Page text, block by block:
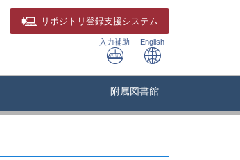
リポジトリ 登録支援システム
入力補助 English
附属図書館